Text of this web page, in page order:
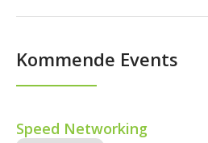
Kommende Events
Speed Networking